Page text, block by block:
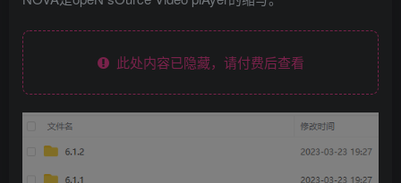
此处内容已隐藏，请付费后查看